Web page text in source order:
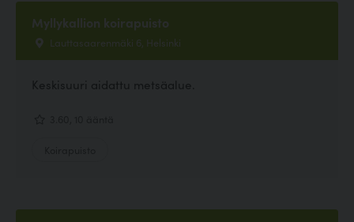
Myllykallion koirapuisto
Lauttasaarenmäki 6, Helsinki
Keskisuuri aidattu metsäalue.